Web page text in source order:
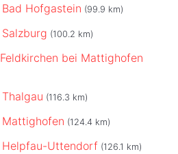
Hofgastein (99.9 km)
(100.2 km)
bei Mattighofen
(116.3 km)
(124.4 km)
Helpfau-Uttendorf (126.1 km)